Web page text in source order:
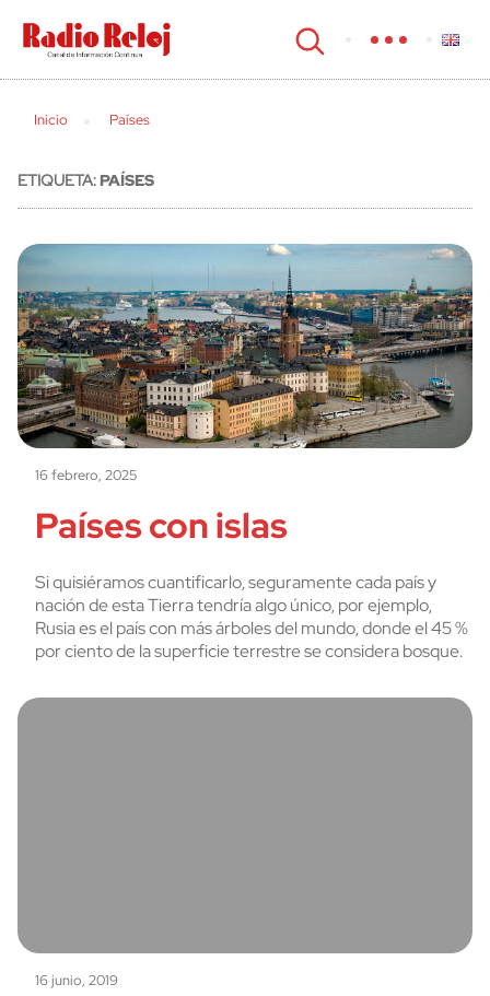
cerrar
Inicio Países
ETIQUETA:PAÍSES
16 febrero, 2025
Países con islas
Si quisiéramos cuantificarlo, seguramente cada país y
nación de esta Tierra tendría algo único, por ejemplo,
Rusia es el país con más árboles del mundo, donde el 45 %
por ciento de la superficie terrestre se considera bosque.
16 junio, 2019